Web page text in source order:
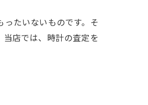
たいないものです。そ
店では、時計の査定を